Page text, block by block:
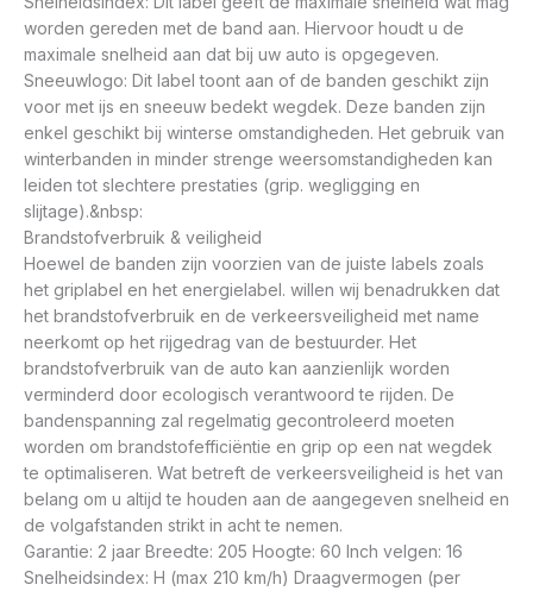
worden gereden met de band aan. Hiervoor houdt u de
maximale snelheid aan dat bij uw auto is opgegeven.
Sneeuwlogo: Dit label toont aan of de banden geschikt zijn
voor met ijs en sneeuw bedekt wegdek. Deze banden zijn
enkel geschikt bij winterse omstandigheden. Het gebruik van
winterbanden in minder strenge weersomstandigheden kan
leiden tot slechtere prestaties (grip. wegligging en
slijtage).&nbsp:
Brandstofverbruik & veiligheid
Hoewel de banden zijn voorzien van de juiste labels zoals
het griplabel en het energielabel. willen wij benadrukken dat
het brandstofverbruik en de verkeersveiligheid met name
neerkomt op het rijgedrag van de bestuurder. Het
brandstofverbruik van de auto kan aanzienlijk worden
verminderd door ecologisch verantwoord te rijden. De
bandenspanning zal regelmatig gecontroleerd moeten
worden om brandstofefficiëntie en grip op een nat wegdek
te optimaliseren. Wat betreft de verkeersveiligheid is het van
belang om u altijd te houden aan de aangegeven snelheid en
de volgafstanden strikt in acht te nemen.
Garantie: 2 jaar Breedte: 205 Hoogte: 60 Inch velgen: 16
Snelheidsindex: H (max 210 km/h) Draagvermogen (per